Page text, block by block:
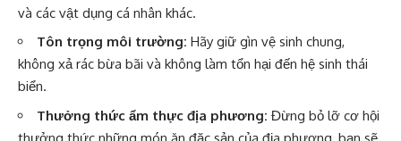
và các vật dụng cá nhân khác.
Tôn trọng môi trường: Hãy giữ gìn vệ sinh chung,
không xả rác bừa bãi và không làm tổn hại đến hệ sinh thái
biển.
Thưởng thức ẩm thực địa phương: Đừng bỏ lỡ cơ hội